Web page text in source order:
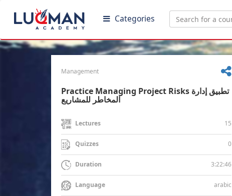
Categories
Management
Practice Managing Project Risks تطبيق إدارة
المخاطر للمشاريع
Lectures 15
Quizzes 0
Duration 3:22:46
Language arabic